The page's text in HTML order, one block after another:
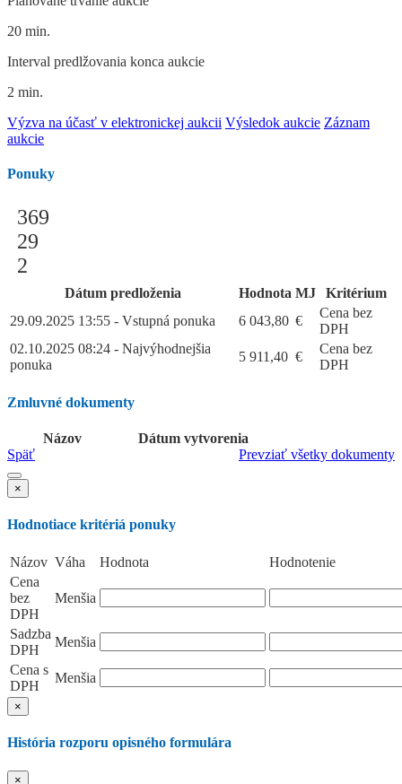
20 min.
Interval predlžovania konca aukcie
2 min.
Výzva na účasť v elektronickej aukcii Výsledok aukcie Záznam
aukcie
Ponuky
369
29
2
Dátum predloženia Hodnota MJ
Kritérium
29.09.2025 13:55 - Vstupná ponuka
6 043,80 €
Cena bez
DPH
02.10.2025 08:24 - Najvýhodnejšia
ponuka
5 911,40 €
Cena bez
DPH
Zmluvné dokumenty
Názov
Dátum vytvorenia
Prevziať všetky dokumenty
Späť
×
Hodnotiace kritériá ponuky
Názov Váha Hodnota
Hodnotenie
Cena
bez
DPH
Menšia
Sadzba
DPH
Menšia
Cena s
DPH
Menšia
×
História rozporu opisného formulára
×